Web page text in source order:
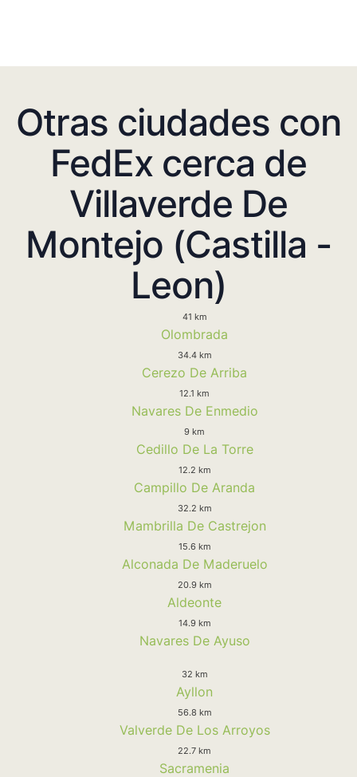
Otras ciudades con
FedEx cerca de
Villaverde De
Montejo (Castilla -
Leon)
41 km
Olombrada
34.4 km
Cerezo De Arriba
12.1 km
Navares De Enmedio
9 km
Cedillo De La Torre
12.2 km
Campillo De Aranda
32.2 km
Mambrilla De Castrejon
15.6 km
Alconada De Maderuelo
20.9 km
Aldeonte
14.9 km
Navares De Ayuso
32 km
Ayllon
56.8 km
Valverde De Los Arroyos
22.7 km
Sacramenia